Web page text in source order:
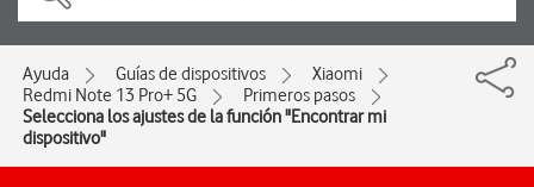
Ayuda Guías de dispositivos
Xiaomi
Redmi Note 13 Pro+ 5G
Primeros pasos
Selecciona los ajustes de la función "Encontrar mi
dispositivo"